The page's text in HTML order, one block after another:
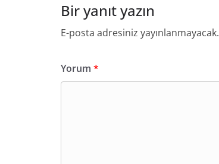
Bir yanıt yazın
E-posta adresiniz yayınlanmayacak.
Yorum *